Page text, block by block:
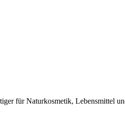
für Naturkosmetik, Lebensmittel